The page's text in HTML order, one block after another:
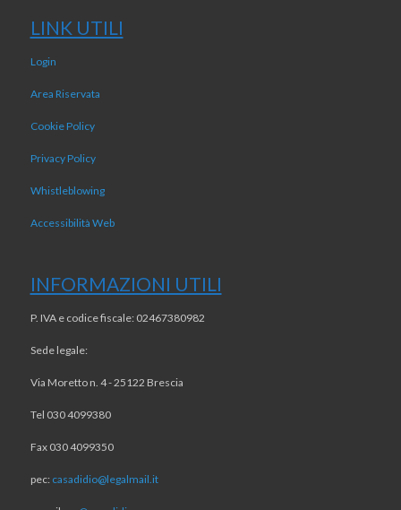
LINK UTILI
Login
Area Riservata
Cookie Policy
Privacy Policy
Whistleblowing
Accessibilità Web
INFORMAZIONI UTILI
P. IVA e codice fiscale: 02467380982
Sede legale:
Via Moretto n. 4 - 25122 Brescia
Tel 030 4099380
Fax 030 4099350
pec: casadidio@legalmail.it